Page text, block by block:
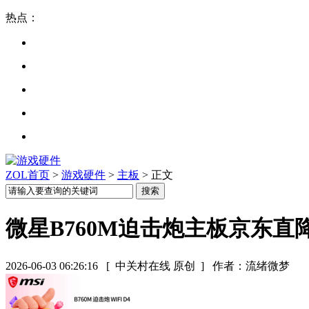
热点：
ZOL首页 > 游戏硬件 > 主板 > 正文
微星B760M迫击炮主板京东直
2026-06-03 06:26:16 [ 中关村在线 原创 ] 作者：流绪微梦